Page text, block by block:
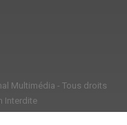
Multimédia - Tous droits
Interdite